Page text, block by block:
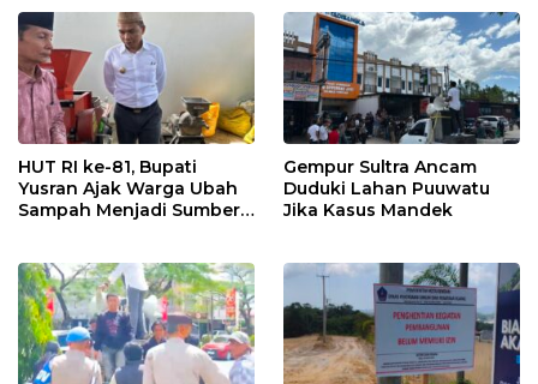
HUT RI ke-81, Bupati
Yusran Ajak Warga Ubah
Sampah Menjadi Sumber
Gempur Sultra Ancam
Duduki Lahan Puuwatu
Jika Kasus Mandek